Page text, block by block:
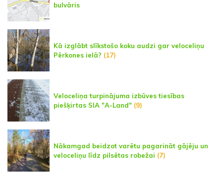
bulvāris
Kā izglābt slīkstošo koku audzi gar veloceliņu
Pērkones ielā? (17)
Veloceliņa turpinājuma izbūves tiesības
piešķirtas SIA "A-Land" (9)
Nākamgad beidzot varētu pagarināt gājēju un
veloceliņu līdz pilsētas robežai (7)